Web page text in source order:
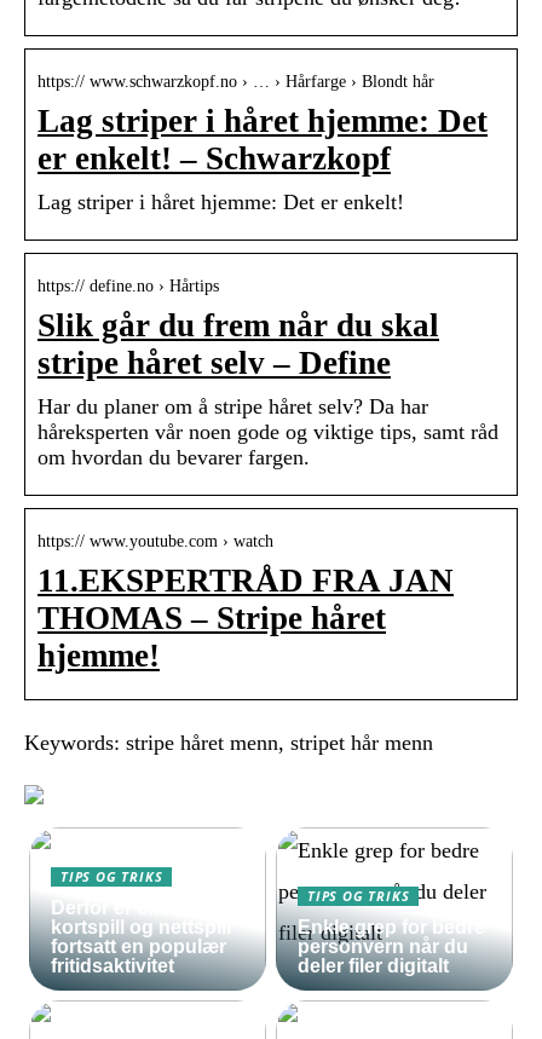
https:// www.schwarzkopf.no › … › Hårfarge › Blondt hår
Lag striper i håret hjemme: Det
er enkelt! – Schwarzkopf
Lag striper i håret hjemme: Det er enkelt!
https:// define.no › Hårtips
Slik går du frem når du skal
stripe håret selv – Define
Har du planer om å stripe håret selv? Da har
håreksperten vår noen gode og viktige tips, samt råd
om hvordan du bevarer fargen.
https:// www.youtube.com › watch
11.EKSPERTRÅD FRA JAN
THOMAS – Stripe håret
hjemme!
Keywords: stripe håret menn, stripet hår menn
TIPS OG TRIKS
Derfor er enkle
kortspill og nettspill
fortsatt en populær
fritidsaktivitet
TIPS OG TRIKS
Enkle grep for bedre
personvern når du
deler filer digitalt